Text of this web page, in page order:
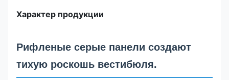
Характер продукции
Рифленые серые панели создают
тихую роскошь вестибюля.